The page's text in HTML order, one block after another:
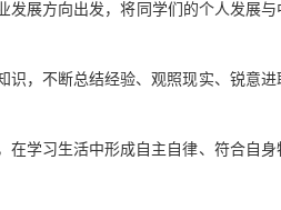
发展方向出发，将同学们的个人发展
识， 不断总结经验、观照现实、 锐意进
在学习生活中形成自主自律、符合自身